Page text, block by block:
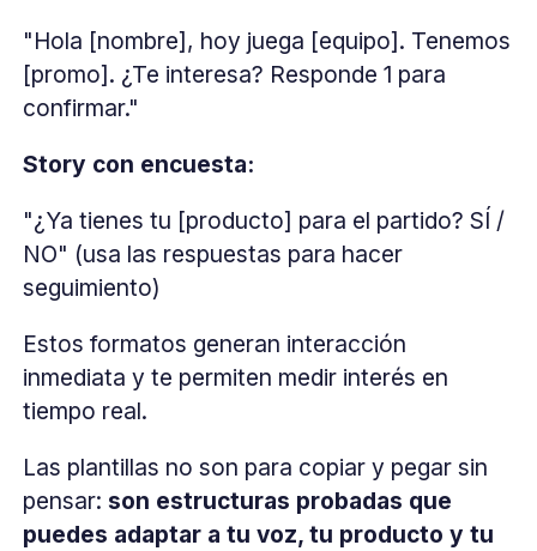
"Hola [nombre], hoy juega [equipo]. Tenemos
[promo]. ¿Te interesa? Responde 1 para
confirmar."
Story con encuesta:
"¿Ya tienes tu [producto] para el partido? SÍ /
NO" (usa las respuestas para hacer
seguimiento)
Estos formatos generan interacción
inmediata y te permiten medir interés en
tiempo real.
Las plantillas no son para copiar y pegar sin
pensar: son estructuras probadas que
puedes adaptar a tu voz, tu producto y tu